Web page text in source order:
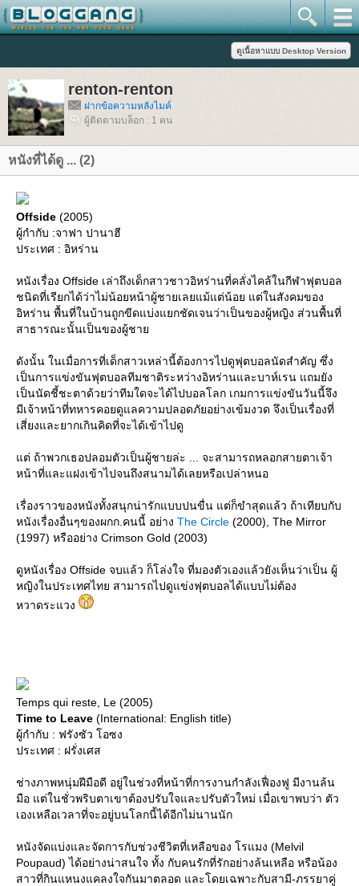
renton-renton
ฝากข้อความหลังไมค์
ผู้ติดตามบล็อก : 1 คน
หนังที่ได้ดู ... (2)
Offside (2005)
ผู้กำกับ :จาฟา ปานาฮี
ประเทศ : อิหร่าน
หนังเรื่อง Offside เล่าถึงเด็กสาวชาวอิหร่านที่คลั่งไคล้ในกีฬาฟุตบอล
ชนิดที่เรียกได้ว่าไม่น้อยหน้าผู้ชายเลยแม้แต่น้อย แต่ในสังคมของ
อิหร่าน พื้นที่ในบ้านถูกขีดแบ่งแยกชัดเจนว่าเป็นของผู้หญิง ส่วนพื้นที่
สาธารณะนั้นเป็นของผู้ชา
ดังนั้น ในเมื่อการที่เด็กสาวเหล่านี้ต้องการไปดูฟุตบอลนัดสำคัญ ซึ่ง
เป็นการแข่งขันฟุตบอลทีมชาติระหว่างอิหร่านและบาห์เรน แถมยัง
เป็นนัดชี้ชะตาด้วยว่าทีมใดจะได้ไปบอลโลก เกมการแข่งขันวันนี้จึง
มีเจ้าหน้าที่ทหารคอยดูแลความปลอดภัยอย่างเข้มงวด จึงเป็นเรื่องที่
เสี่ยงและยากเกินคิดที่จะได้เข้าไปดู
ต่ ถ้าพวกเธอปลอมตัวเป็นผู้ชายล่ะ ... จะสามารถหลอกสายตาเจ้า
หน้าที่และแฝงเข้าไปจนถึงสนามได้เลยหรือเปล่าหนอ
เรื่องราวของหนังทั้งสนุกน่ารักแบบปนขื่น แต่ก็ขำสุดแล้ว ถ้าเทียบกับ
หนังเรื่องอื่นๆของผกก.คนนี้ อย่าง The Circle (2000), The Mirror
(1997) หรืออย่าง Crimson Gold (2003)
ดูหนังเรื่อง Offside จบแล้ว ก็โล่งใจ ที่มองตัวเองแล้วยังเห็นว่าเป็น ผู้
หญิงในประเทศไทย สามารถไปดูแข่งฟุตบอลได้แบบไม่ต้อง
หวาดระแวง
Temps qui reste, Le (2005)
Time to Leave (International: English title)
ผู้กำกับ : ฟรังซัว โอซง
ประเทศ : ฝรั่งเศส
ช่างภาพหนุ่มฝีมือดี อยู่ในช่วงที่หน้าที่การงานกำลังเฟื่องฟู มีงานล้น
มือ แต่ในชั่วพริบตาเขาต้องปรับใจและปรับตัวใหม่ เมื่อเขาพบว่า ตัว
เองเหลือเวลาที่จะอยู่บนโลกนี้ได้อีกไม่นานนัก
หนังจัดแบ่งและจัดการกับช่วงชีวิตที่เหลือของ โรแมง (Melvil
Poupaud) ได้อย่างน่าสนใจ ทั้ง กับคนรักที่รักอย่างล้นเหลือ หรือน้อง
สาวที่กินแหนงแคลงใจกันมาตลอด และโดยเฉพาะกับสามี-ภรรยาคู่